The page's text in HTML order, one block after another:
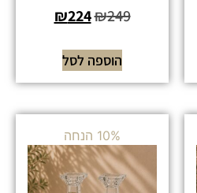
₪249
₪224
הוספה לסל
10% הנחה